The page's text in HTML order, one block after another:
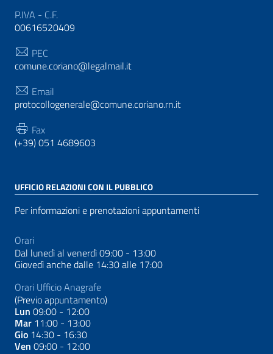
P.IVA - C.F.
00616520409
PEC
comune.coriano@legalmail.it
Email
protocollogenerale@comune.coriano.rn.it
Fax
(+39) 051 4689603
UFFICIO RELAZIONI CON IL PUBBLICO
Per informazioni e prenotazioni appuntamenti
Orari
Dal lunedì al venerdì 09:00 - 13:00
Giovedì anche dalle 14:30 alle 17:00
Orari Ufficio Anagrafe
(Previo appuntamento)
Lun 09:00 - 12:00
Mar 11:00 - 13:00
Gio 14:30 - 16:30
Ven 09:00 - 12:00